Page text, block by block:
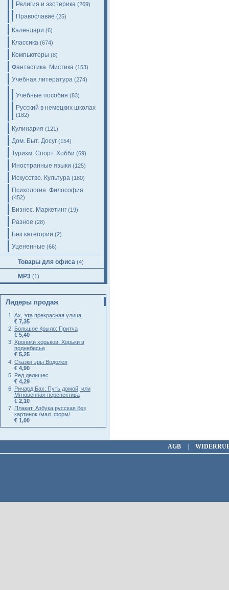
Религия и эзотерика (269)
Православие (25)
Календари (6)
Классика (674)
Компьютеры (8)
Фантастика. Мистика (153)
Учебная литература (274)
Учебные пособия (83)
Русский в немецких школах
(182)
Кулинария (121)
Дом. Быт. Досуг (154)
Туризм. Спорт. Хобби (69)
Иностранные языки (125)
Искусство. Культура (180)
Психология. Философия
(452)
Бизнес. Маркетинг (19)
Разное (28)
Без категории (2)
Уцененные (66)
Товары для офиса (4)
MP3 (1)
Лидеры продаж
Ах, эта прекрасная улица
€ 7,35
Большое Крыло: Притча
€ 5,40
Хроники хорьков. Хорьки в
поднебесье
€ 5,25
Сказки эры Водолея
€ 4,90
Ред делишес
€ 4,29
Ричард Бах: Путь домой, или
Мгновенная перспектива
€ 2,10
Плакат. Азбука русская без
картинок /мал. форм/
€ 1,00
AGB